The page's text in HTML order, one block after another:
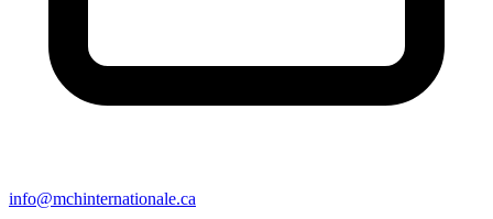
info@mchinternationale.ca